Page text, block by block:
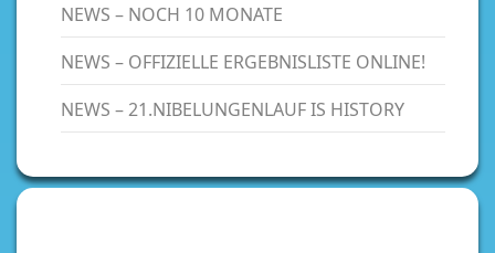
NEWS – NOCH 10 MONATE
NEWS – OFFIZIELLE ERGEBNISLISTE ONLINE!
NEWS – 21.NIBELUNGENLAUF IS HISTORY